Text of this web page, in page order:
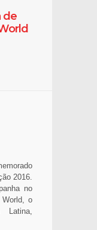
de
2016.
no
o